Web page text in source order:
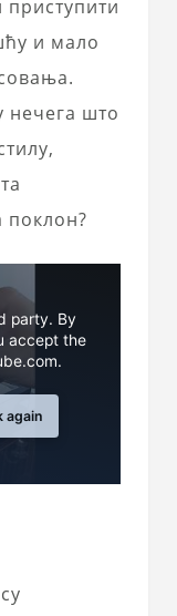
приступити
и мало
нечега што
поклон?
party. By
accept the
again